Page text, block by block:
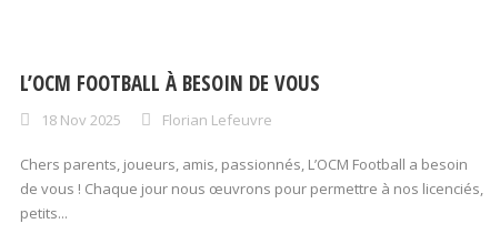
L’OCM FOOTBALL À BESOIN DE VOUS
18 Nov 2025 Florian Lefeuvre
Chers parents, joueurs, amis, passionnés, L’OCM Football a besoin
de vous ! Chaque jour nous œuvrons pour permettre à nos licenciés,
petits...